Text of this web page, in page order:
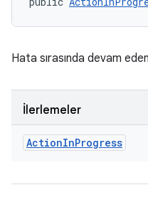
Hata sırasında devam
İlerlemeler
ActionInProgress